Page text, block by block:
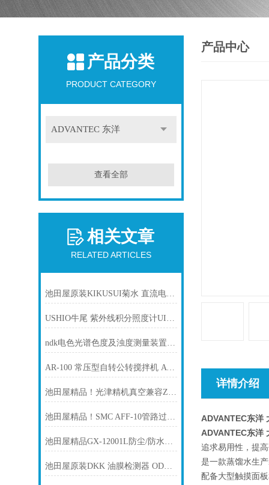
产品分类
PRODUCT CATEGORY
ADVANTEC 东洋
查看全部
相关文章
RELATED ARTICLES
池田屋原装KIKUSUI菊水 直流电源PAN250-2. 5A产品介绍技术参数
USHIO牛尾 紫外线积分照度计UIT - 250照度计用探头UVD-S405
ndk电色光谱色度及浊度测量装置 TZ 7700
AR-100 常压型自转公转搅拌机 Awatori搅拌机 THINKY新基
池田屋精品！光津精机真空兼容Z轴平台 MVZA16A-W2C01 参数介绍
池田屋精品！SMC AFF-10管路过滤器技术参数与应用解析
池田屋精品GX-12001L防尘/防水重型电子天平AND爱安德
池田屋原装DKK 油膜检测器 ODL-1600A产品介绍技术参数
产品中心
详情介绍
ADVANTEC东洋
ADVANTEC东洋
追求易用性，提
是一款蒸馏水生
配备大型触摸面